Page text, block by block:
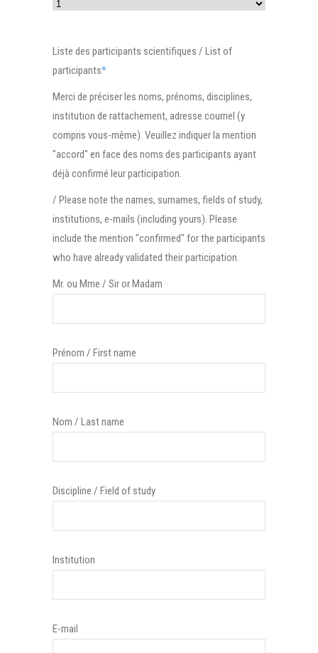
Liste des participants scientifiques / List of
participants*
Merci de préciser les noms, prénoms, disciplines,
institution de rattachement, adresse courriel (y
compris vous-même). Veuillez indiquer la mention
"accord" en face des noms des participants ayant
déjà confirmé leur participation.
/ Please note the names, surnames, fields of study,
institutions, e-mails (including yours). Please
include the mention "confirmed" for the participants
who have already validated their participation.